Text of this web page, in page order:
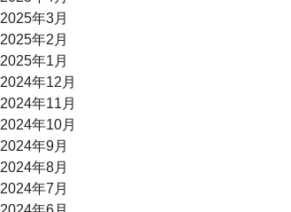
2025年3月
2025年2月
2025年1月
2024年12月
2024年11月
2024年10月
2024年9月
2024年8月
2024年7月